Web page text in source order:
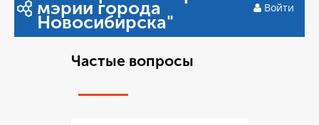
мэрии города
Новосибирска"
Войти
Частые вопросы